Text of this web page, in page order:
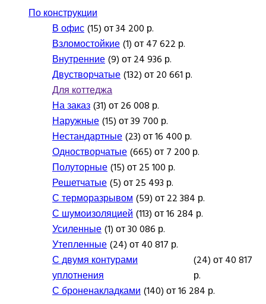
По конструкции
В офис(15) от 34 200 р.
Взломостойкие(1) от 47 622 р.
Внутренние(9) от 24 936 р.
Двустворчатые(132) от 20 661 р.
Для коттеджа
На заказ(31) от 26 008 р.
Наружные(15) от 39 700 р.
Нестандартные(23) от 16 400 р.
Одностворчатые(665) от 7 200 р.
Полуторные(15) от 25 100 р.
Решетчатые(5) от 25 493 р.
С терморазрывом(59) от 22 384 р.
С шумоизоляцией(113) от 16 284 р.
Усиленные(1) от 30 086 р.
Утепленные(24) от 40 817 р.
С двумя контурами
уплотнения
(24) от 40 817
р.
С броненакладками(140) от 16 284 р.